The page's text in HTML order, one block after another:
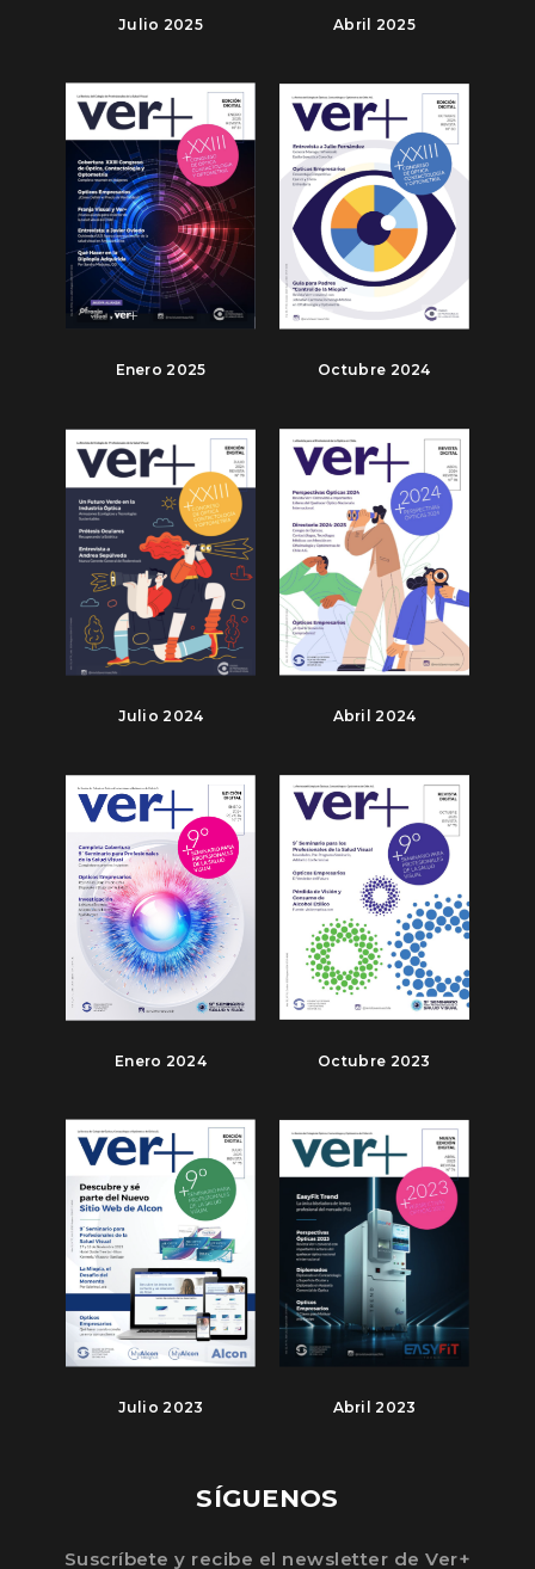
Julio 2025 Abril 2025
Enero 2025 Octubre 2024
Julio 2024 Abril 2024
Enero 2024 Octubre 2023
Julio 2023 Abril 2023
SÍGUENOS
Suscríbete y recibe el newsletter de Ver+